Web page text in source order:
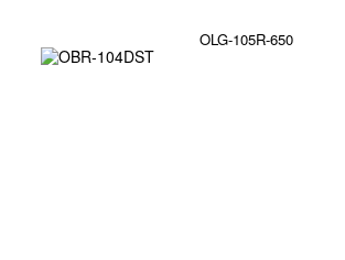
OLG-105R-650